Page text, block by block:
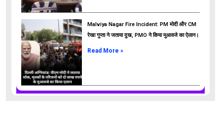
Malviya Nagar Fire Incident: PM मोदी और CM
रेखा गुप्ता ने जताया दुख, PMO ने किया मुआवजे का ऐलान।
Read More »